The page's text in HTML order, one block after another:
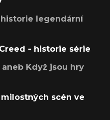
historie legendární
- historie série
Když jsou hry
scén ve